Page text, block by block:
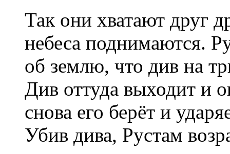
Так они хватают друг
небеса поднимаются.
об землю, что див на
Див оттуда выходит и
снова его берёт и
Убив дива, Рустам